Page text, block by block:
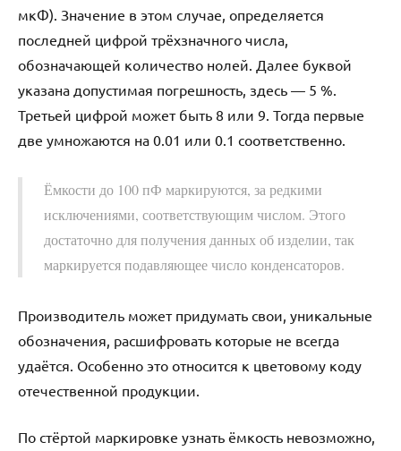
мкФ). Значение в этом случае, определяется
последней цифрой трёхзначного числа,
обозначающей количество нолей. Далее буквой
указана допустимая погрешность, здесь — 5 %.
Третьей цифрой может быть 8 или 9. Тогда первые
две умножаются на 0.01 или 0.1 соответственно.
Ёмкости до 100 пФ маркируются, за редкими
исключениями, соответствующим числом. Этого
достаточно для получения данных об изделии, так
маркируется подавляющее число конденсаторов.
Производитель может придумать свои, уникальные
обозначения, расшифровать которые не всегда
удаётся. Особенно это относится к цветовому коду
отечественной продукции.
По стёртой маркировке узнать ёмкость невозможно,